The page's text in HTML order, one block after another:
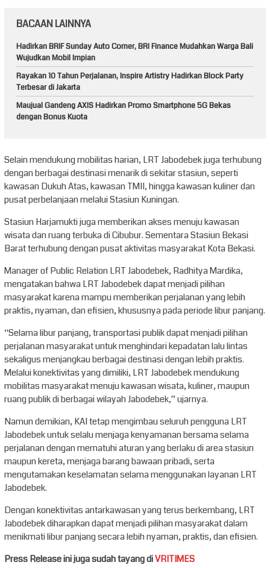
BACAAN LAINNYA
Hadirkan BRIF Sunday Auto Corner, BRI Finance Mudahkan Warga Bali
Wujudkan Mobil Impian
Rayakan 10 Tahun Perjalanan, Inspire Artistry Hadirkan Block Party
Terbesar di Jakarta
Maujual Gandeng AXIS Hadirkan Promo Smartphone 5G Bekas
dengan Bonus Kuota
Selain mendukung mobilitas harian, LRT Jabodebek juga terhubung
dengan berbagai destinasi menarik di sekitar stasiun, seperti
kawasan Dukuh Atas, kawasan TMII, hingga kawasan kuliner dan
pusat perbelanjaan melalui Stasiun Kuningan.
Stasiun Harjamukti juga memberikan akses menuju kawasan
wisata dan ruang terbuka di Cibubur. Sementara Stasiun Bekasi
Barat terhubung dengan pusat aktivitas masyarakat Kota Bekasi.
Manager of Public Relation LRT Jabodebek, Radhitya Mardika,
mengatakan bahwa LRT Jabodebek dapat menjadi pilihan
masyarakat karena mampu memberikan perjalanan yang lebih
praktis, nyaman, dan efisien, khususnya pada periode libur panjang.
“Selama libur panjang, transportasi publik dapat menjadi pilihan
perjalanan masyarakat untuk menghindari kepadatan lalu lintas
sekaligus menjangkau berbagai destinasi dengan lebih praktis.
Melalui konektivitas yang dimiliki, LRT Jabodebek mendukung
mobilitas masyarakat menuju kawasan wisata, kuliner, maupun
ruang publik di berbagai wilayah Jabodebek,” ujarnya.
Namun demikian, KAI tetap mengimbau seluruh pengguna LRT
Jabodebek untuk selalu menjaga kenyamanan bersama selama
perjalanan dengan mematuhi aturan yang berlaku di area stasiun
maupun kereta, menjaga barang bawaan pribadi, serta
mengutamakan keselamatan selama menggunakan layanan LRT
Jabodebek.
Dengan konektivitas antarkawasan yang terus berkembang, LRT
Jabodebek diharapkan dapat menjadi pilihan masyarakat dalam
menikmati libur panjang secara lebih nyaman, praktis, dan efisien.
Press Release ini juga sudah tayang diVRITIMES